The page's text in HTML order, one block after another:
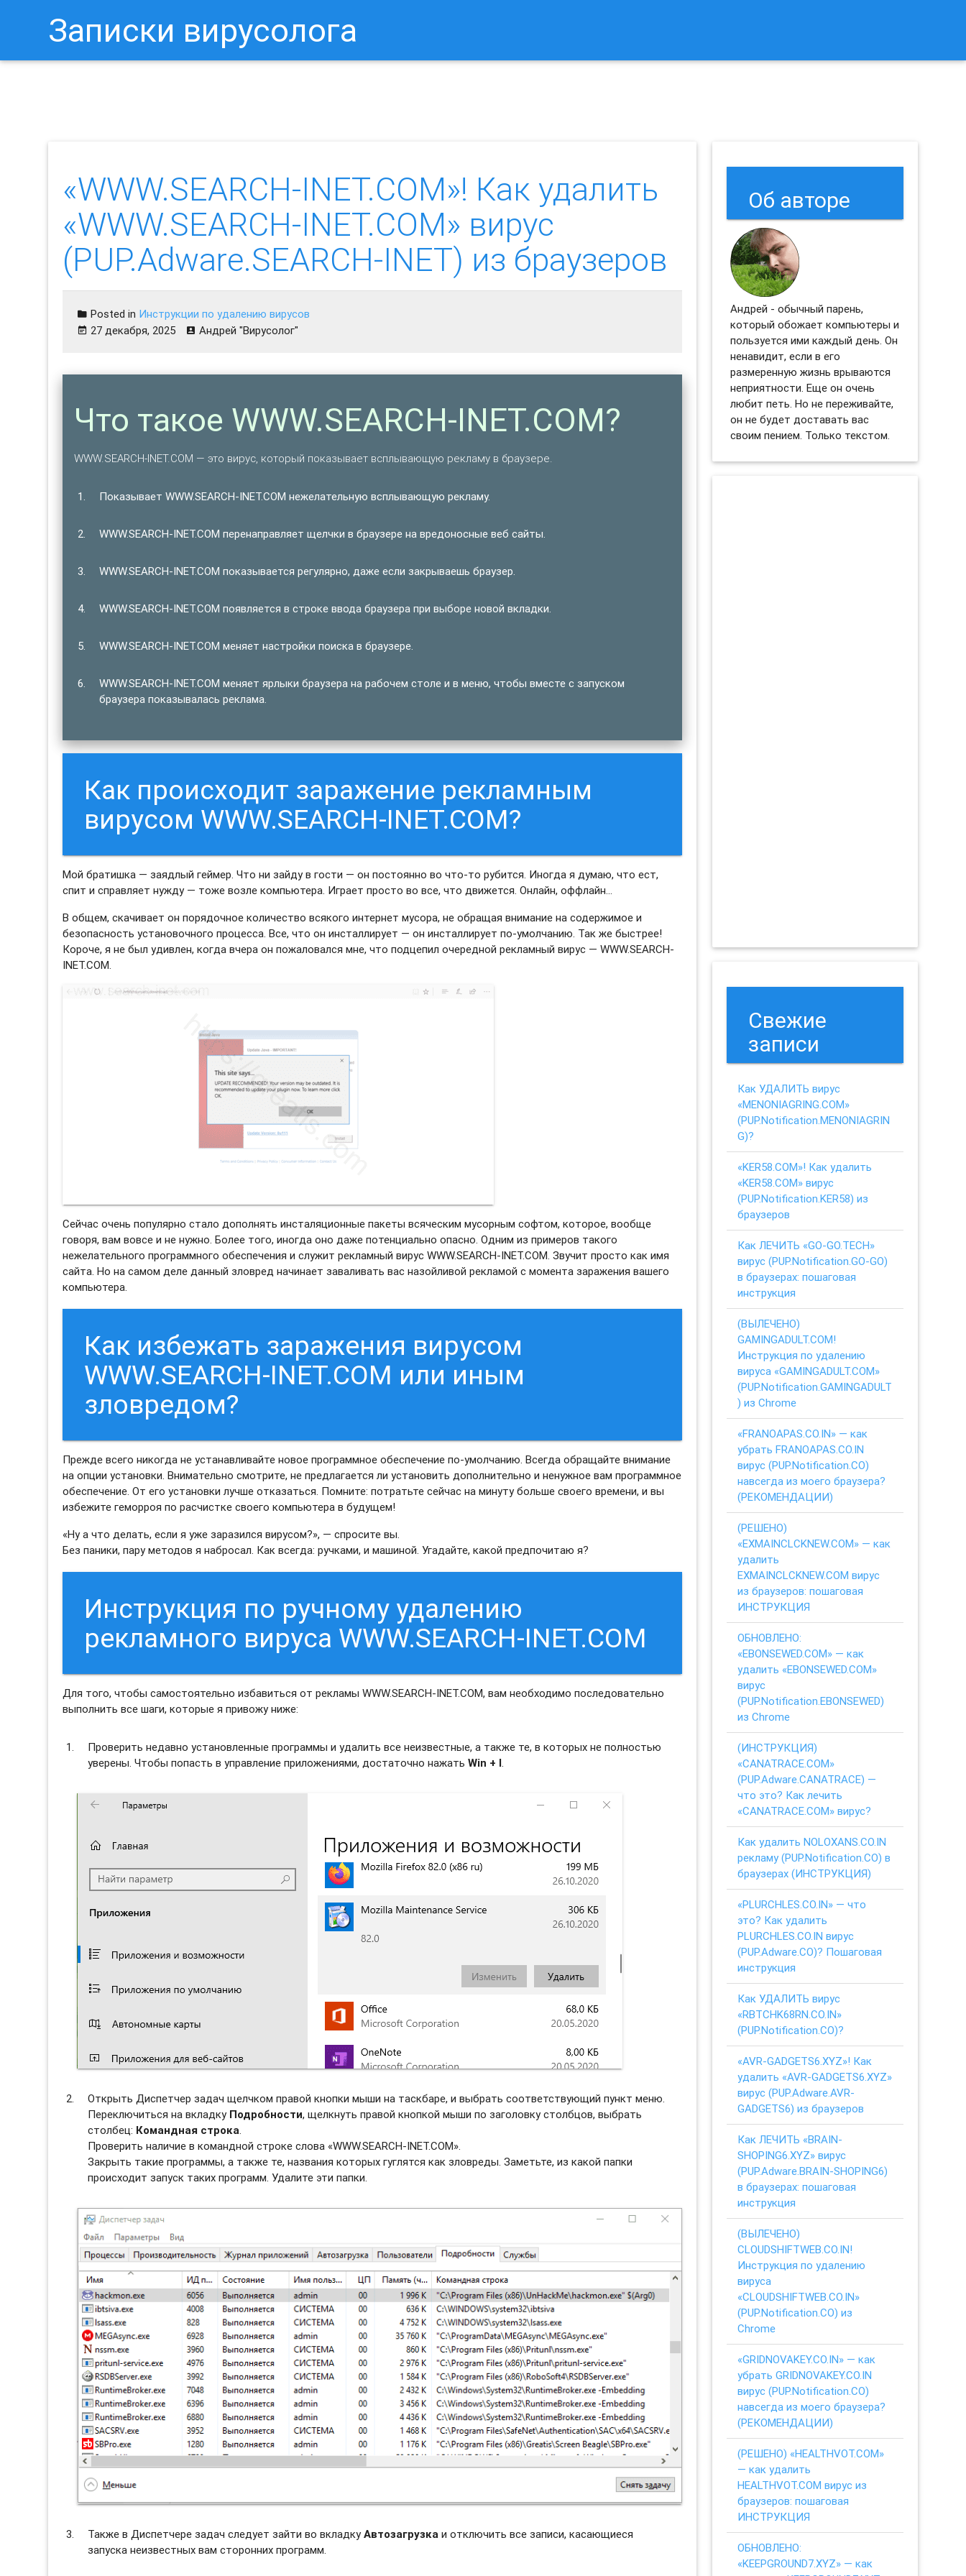
Записки вирусолога
«WWW.SEARCH-INET.COM»! Как удалить
«WWW.SEARCH-INET.COM» вирус
(PUP.Adware.SEARCH-INET) из браузеров
Posted in Инструкции по удалению вирусов
27 декабря, 2025
Андрей "Вирусолог"
Что такое WWW.SEARCH-INET.COM?
WWW.SEARCH-INET.COM — это вирус, который показывает всплывающую рекламу в браузере.
Показывает WWW.SEARCH-INET.COM нежелательную всплывающую рекламу.
WWW.SEARCH-INET.COM перенаправляет щелчки в браузере на вредоносные веб сайты.
WWW.SEARCH-INET.COM показывается регулярно, даже если закрываешь браузер.
WWW.SEARCH-INET.COM появляется в строке ввода браузера при выборе новой вкладки.
WWW.SEARCH-INET.COM меняет настройки поиска в браузере.
WWW.SEARCH-INET.COM меняет ярлыки браузера на рабочем столе и в меню, чтобы вместе с запуском
браузера показывалась реклама.
Как происходит заражение рекламным
вирусом WWW.SEARCH-INET.COM?
Мой братишка — заядлый геймер. Что ни зайду в гости — он постоянно во что-то рубится. Иногда я думаю, что ест,
спит и справляет нужду — тоже возле компьютера. Играет просто во все, что движется. Онлайн, оффлайн…
В общем, скачивает он порядочное количество всякого интернет мусора, не обращая внимание на содержимое и
безопасность установочного процесса. Все, что он инсталлирует — он инсталлирует по-умолчанию. Так же быстрее!
Короче, я не был удивлен, когда вчера он пожаловался мне, что подцепил очередной рекламный вирус — WWW.SEARCH-
INET.COM.
Сейчас очень популярно стало дополнять инсталяционные пакеты всяческим мусорным софтом, которое, вообще
говоря, вам вовсе и не нужно. Более того, иногда оно даже потенциально опасно. Одним из примеров такого
нежелательного программного обеспечения и служит рекламный вирус WWW.SEARCH-INET.COM. Звучит просто как имя
сайта. Но на самом деле данный зловред начинает заваливать вас назойливой рекламой с момента заражения вашего
компьютера.
Как избежать заражения вирусом
WWW.SEARCH-INET.COM или иным
зловредом?
Прежде всего никогда не устанавливайте новое программное обеспечение по-умолчанию. Всегда обращайте внимание
на опции установки. Внимательно смотрите, не предлагается ли установить дополнительно и ненужное вам программное
обеспечение. От его установки лучше отказаться. Помните: потратьте сейчас на минуту больше своего времени, и вы
избежите геморроя по расчистке своего компьютера в будущем!
«Ну а что делать, если я уже заразился вирусом?», — спросите вы.
Без паники, пару методов я набросал. Как всегда: ручками, и машиной. Угадайте, какой предпочитаю я?
Инструкция по ручному удалению
рекламного вируса WWW.SEARCH-INET.COM
Для того, чтобы самостоятельно избавиться от рекламы WWW.SEARCH-INET.COM, вам необходимо последовательно
выполнить все шаги, которые я привожу ниже:
Проверить недавно установленные программы и удалить все неизвестные, а также те, в которых не полностью
уверены. Чтобы попасть в управление приложениями, достаточно нажатьWin + I
Открыть Диспетчер задач щелчком правой кнопки мыши на таскбаре, и выбрать соотвeтствующий пункт меню.
Переключиться на вкладку Подробности, щелкнуть правой кнопкой мыши по заголовку столбцов, выбрать
столбец: Командная строка
Проверить наличие в командной строке слова «WWW.SEARCH-INET.COM».
Закрыть такие программы, а также те, названия которых гуглятся как зловреды. Заметьте, из какой папки
происходит запуск таких программ. Удалите эти папки.
Также в Диспетчере задач следует зайти во вкладкуАвтозагрузка и отключить все записи, касающиеся
запуска неизвестных вам сторонних программ.
Об авторе
Андрей - обычный парень,
который обожает компьютеры и
пользуется ими каждый день. Он
ненавидит, если в его
размеренную жизнь врываются
неприятности. Еще он очень
любит петь. Но не переживайте,
он не будет доставать вас
своим пением. Только текстом.
Свежие
записи
Как УДАЛИТЬ вирус
«MENONIAGRING.COM»
(PUP.Notification.MENONIAGRIN
G)?
«KER58.COM»! Как удалить
«KER58.COM» вирус
(PUP.Notification.KER58) из
браузеров
Как ЛЕЧИТЬ «GO-GO.TECH»
вирус (PUP.Notification.GO-GO)
в браузерах: пошаговая
инструкция
(ВЫЛЕЧЕНО)
GAMINGADULT.COM!
Инструкция по удалению
вируса «GAMINGADULT.COM»
(PUP.Notification.GAMINGADULT
) из Chrome
«FRANOAPAS.CO.IN» — как
убрать FRANOAPAS.CO.IN
вирус (PUP.Notification.CO)
навсегда из моего браузера?
(РЕКОМЕНДАЦИИ)
(РЕШЕНО)
«EXMAINCLCKNEW.COM» — как
удалить
EXMAINCLCKNEW.COM вирус
из браузеров: пошаговая
ИНСТРУКЦИЯ
ОБНОВЛЕНО:
«EBONSEWED.COM» — как
удалить «EBONSEWED.COM»
вирус
(PUP.Notification.EBONSEWED)
из Chrome
(ИНСТРУКЦИЯ)
«CANATRACE.COM»
(PUP.Adware.CANATRACE) —
что это? Как лечить
«CANATRACE.COM» вирус?
Как удалить NOLOXANS.CO.IN
рекламу (PUP.Notification.CO) в
браузерах (ИНСТРУКЦИЯ)
«PLURCHLES.CO.IN» — что
это? Как удалить
PLURCHLES.CO.IN вирус
(PUP.Adware.CO)? Пошаговая
инструкция
Как УДАЛИТЬ вирус
«RBTCHK68RN.CO.IN»
(PUP.Notification.CO)?
«AVR-GADGETS6.XYZ»! Как
удалить «AVR-GADGETS6.XYZ»
вирус (PUP.Adware.AVR-
GADGETS6) из браузеров
Как ЛЕЧИТЬ «BRAIN-
SHOPING6.XYZ» вирус
(PUP.Adware.BRAIN-SHOPING6)
в браузерах: пошаговая
инструкция
(ВЫЛЕЧЕНО)
CLOUDSHIFTWEB.CO.IN!
Инструкция по удалению
вируса
«CLOUDSHIFTWEB.CO.IN»
(PUP.Notification.CO) из
Chrome
«GRIDNOVAKEY.CO.IN» — как
убрать GRIDNOVAKEY.CO.IN
вирус (PUP.Notification.CO)
навсегда из моего браузера?
(РЕКОМЕНДАЦИИ)
(РЕШЕНО) «HEALTHVOT.COM»
— как удалить
HEALTHVOT.COM вирус из
браузеров: пошаговая
ИНСТРУКЦИЯ
ОБНОВЛЕНО:
«KEEPGROUND7.XYZ» — как